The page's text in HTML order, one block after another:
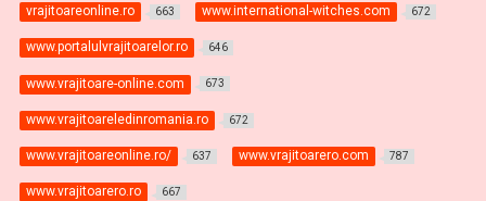
vrajitoareonline.ro 663 www.international-witches.com 672
www.portalulvrajitoarelor.ro 646
www.vrajitoare-online.com 673
www.vrajitoareledinromania.ro 672
www.vrajitoareonline.ro/ 637 www.vrajitoarero.com 787
www.vrajitoarero.ro 667